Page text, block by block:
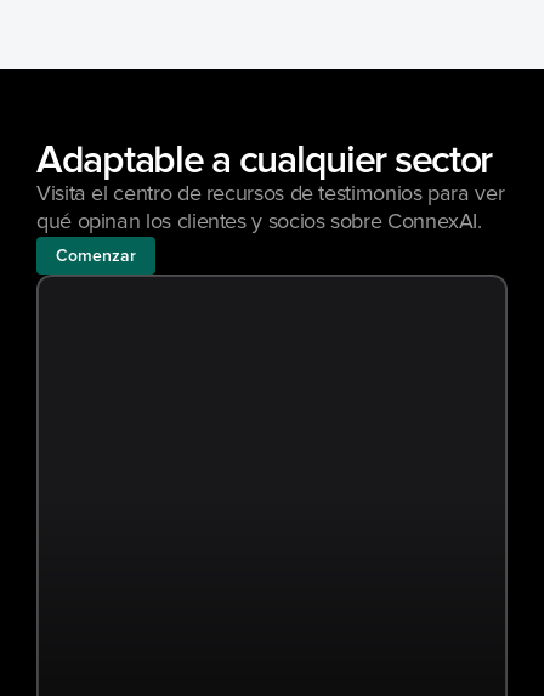
Adaptable a cualquier sector
Visita el centro de recursos de testimonios para ver
qué opinan los clientes y socios sobre ConnexAI.
Comenzar